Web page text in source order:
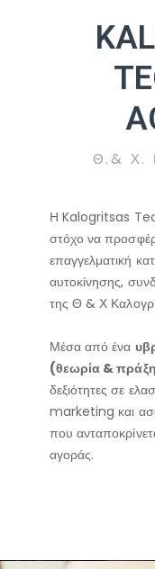
Θ.& Χ.
Η Kalogritsas
στόχο να
επαγγελματική
αυτοκίνησης,
της Θ & Χ
Μέσα από ένα
(θεωρία &
δεξιότητες σε
marketing και
που
αγοράς.